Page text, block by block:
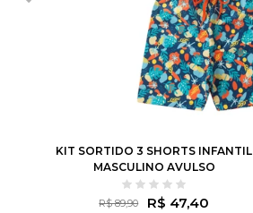
8 10
KIT SORTIDO 3 SHORTS INFANTIL
MASCULINO AVULSO
R$ 89,90 R$ 47,40